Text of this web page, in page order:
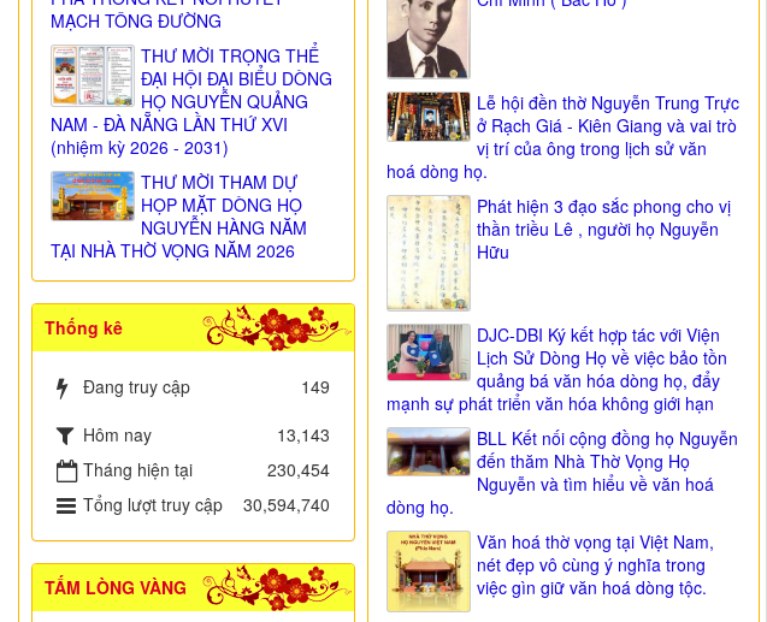
Lễ hội đền thờ Nguyễn Trung Trực
ở Rạch Giá - Kiên Giang và vai trò
vị trí của ông trong lịch sử văn
hoá dòng họ.
Phát hiện 3 đạo sắc phong cho vị
thần triều Lê , người họ Nguyễn
Hữu
DJC-DBI Ký kết hợp tác với Viện
Lịch Sử Dòng Họ về việc bảo tồn
quảng bá văn hóa dòng họ, đẩy
mạnh sự phát triển văn hóa không giới hạn
BLL Kết nối cộng đồng họ Nguyễn
đến thăm Nhà Thờ Vọng Họ
Nguyễn và tìm hiểu về văn hoá
dòng họ.
Văn hoá thờ vọng tại Việt Nam,
nét đẹp vô cùng ý nghĩa trong
việc gìn giữ văn hoá dòng tộc.
MẠCH TÔNG ĐƯỜNG
THƯ MỜI TRỌNG THỂ
ĐẠI HỘI ĐẠI BIỂU DÒNG
HỌ NGUYỄN QUẢNG
NAM - ĐÀ NẴNG LẦN THỨ XVI
(nhiệm kỳ 2026 - 2031)
THƯ MỜI THAM DỰ
HỌP MẶT DÒNG HỌ
NGUYỄN HÀNG NĂM
TẠI NHÀ THỜ VỌNG NĂM 2026
Thống kê
Đang truy cập
149
Hôm nay
13,143
Tháng hiện tại
230,454
Tổng lượt truy cập
30,594,740
TẤM LÒNG VÀNG